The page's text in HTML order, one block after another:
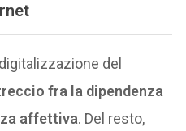
del
fra la dipendenza
affettiva. Del resto,